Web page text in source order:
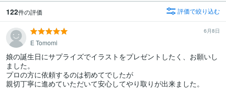
122件の評価 評価で絞り込む
6月8日
E Tomomi
娘の誕生日にサプライズでイラストをプレゼントしたく、お願いし
ました。
プロの方に依頼するのは初めてでしたが
親切丁寧に進めていただいて安心してやり取りが出来ました。